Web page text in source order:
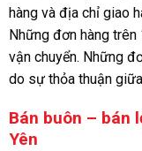
hàng và địa chỉ giao
Những đơn hàng
vận chuyển. Những
do sự thỏa thuận
Bán buôn – bán
Yên